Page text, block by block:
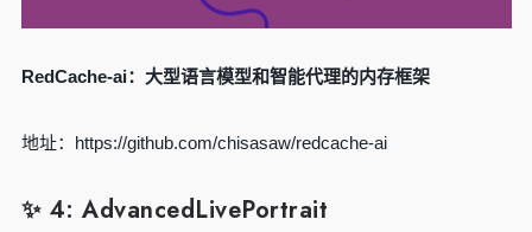
RedCache-ai：大型语言模型和智能代理的内存框架
地址：https://github.com/chisasaw/redcache-ai
✨ 4: AdvancedLivePortrait